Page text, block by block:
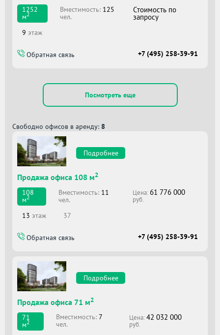
1252
м2
Вместимоcть: 125
чел.
Стоимость по
запросу
9 этаж
Обратная связь +7 (495) 258-39-91
Посмотреть еще
Свободно офисов в аренду: 8
Подробнее
Продажа офиса 108 м2
108
м2
Вместимоcть: 11
чел.
Цена: 61 776 000
руб.
13 этаж 37
Обратная связь +7 (495) 258-39-91
Подробнее
Продажа офиса 71 м2
71
м2
Вместимоcть: 7
чел.
Цена:42 032 000
руб.